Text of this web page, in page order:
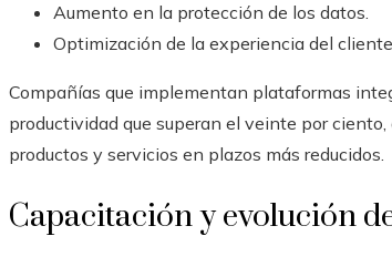
Aumento en la protección de los datos.
Optimización de la experiencia del
Compañías que implementan plataformas
productividad que superan el veinte por
productos y servicios en plazos más reducidos.
Capacitación y evolución